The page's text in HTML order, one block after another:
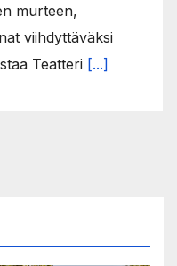
murteen,
viihdyttäväksi
Teatteri [...]